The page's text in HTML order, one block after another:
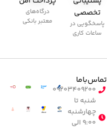
تخصصی
پاسخگویی در
ساعات کاری
درگاه‌های
معتبر بانکی
تماس‌با‌ما
۰۹۲۰۳۴۰۹۲۰۰
شنبه تا
چهارشنبه
۹:۰۰ الی